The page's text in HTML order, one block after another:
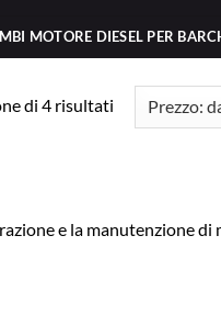
MOTORE DIESEL PER
di 4 risultatiPrezzo:
e la manutenzione di